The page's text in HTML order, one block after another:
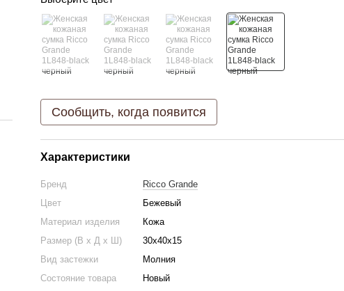
Сообщить, когда появится
Характеристики
Бренд
Ricco Grande
Цвет
Бежевый
Материал изделия
Кожа
Размер (В х Д х Ш)
30х40х15
Вид застежки
Молния
Состояние товара
Новый